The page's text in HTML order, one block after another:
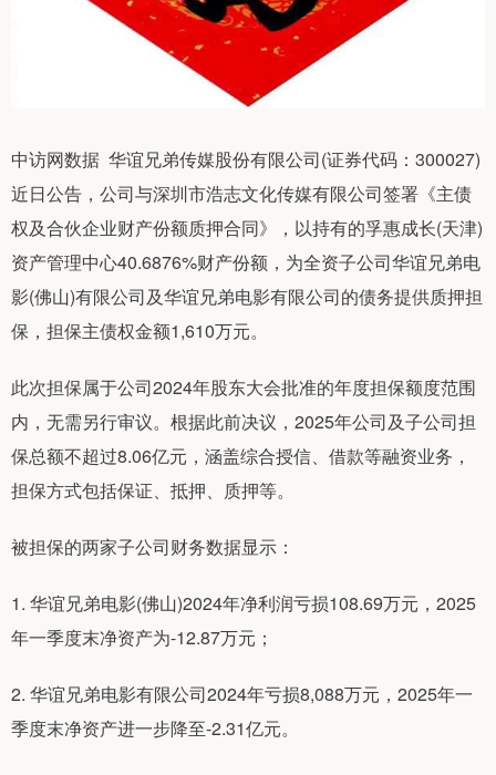
中访网数据 华谊兄弟传媒股份有限公司(证券代码：300027)
近日公告，公司与深圳市浩志文化传媒有限公司签署《主债
权及合伙企业财产份额质押合同》，以持有的孚惠成长(天津)
资产管理中心40.6876%财产份额，为全资子公司华谊兄弟电
影(佛山)有限公司及华谊兄弟电影有限公司的债务提供质押担
保，担保主债权金额1,610万元。
此次担保属于公司2024年股东大会批准的年度担保额度范围
内，无需另行审议。根据此前决议，2025年公司及子公司担
保总额不超过8.06亿元，涵盖综合授信、借款等融资业务，
担保方式包括保证、抵押、质押等。
被担保的两家子公司财务数据显示：
1. 华谊兄弟电影(佛山)2024年净利润亏损108.69万元，2025
年一季度末净资产为-12.87万元；
2. 华谊兄弟电影有限公司2024年亏损8,088万元，2025年一
季度末净资产进一步降至-2.31亿元。